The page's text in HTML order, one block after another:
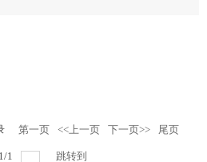
第一页 <<上一页 下一页>> 尾页
1/1 跳转到